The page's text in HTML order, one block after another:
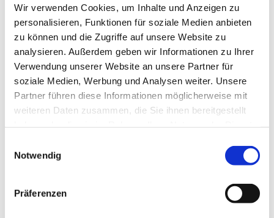
Wir verwenden Cookies, um Inhalte und Anzeigen zu
personalisieren, Funktionen für soziale Medien anbieten
zu können und die Zugriffe auf unsere Website zu
analysieren. Außerdem geben wir Informationen zu Ihrer
Verwendung unserer Website an unsere Partner für
soziale Medien, Werbung und Analysen weiter. Unsere
Partner führen diese Informationen möglicherweise mit
weiteren Daten zusammen, die Sie ihnen bereitgestellt
Notwendig
Präferenzen
Kleid 100% Viskose 149,95
Crossbody-Bag aus hochwertiger Canvas Qualität
Schulterriemen und Leder Details aus Rindsleder 79,95
Fähigkeiten
Juni 22, 2015